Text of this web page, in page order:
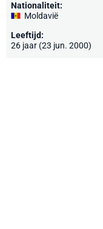
Nationaliteit:
Moldavië
Leeftijd:
26 jaar (23 jun. 2000)